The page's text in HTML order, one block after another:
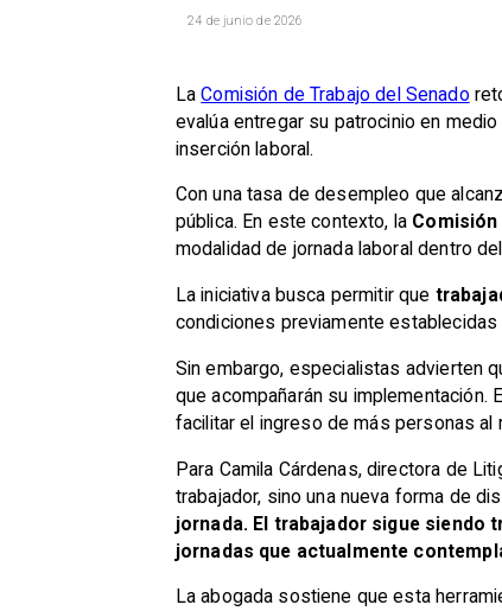
24 de junio de 2026
LaComisión de Trabajo del Senado
evalúa entregar su patrocinio en
inserción laboral.
Con una tasa de desempleo que
pública. En este contexto, la Comisión
modalidad de jornada laboral dentro
La iniciativa busca permitir que
condiciones previamente
Sin embargo, especialistas advierten
que acompañarán su
facilitar el ingreso de más personas al
Para Camila Cárdenas, directora de
trabajador, sino una nueva forma de
jornada. El trabajador sigue siendo
jornadas que actualmente
La abogada sostiene que esta